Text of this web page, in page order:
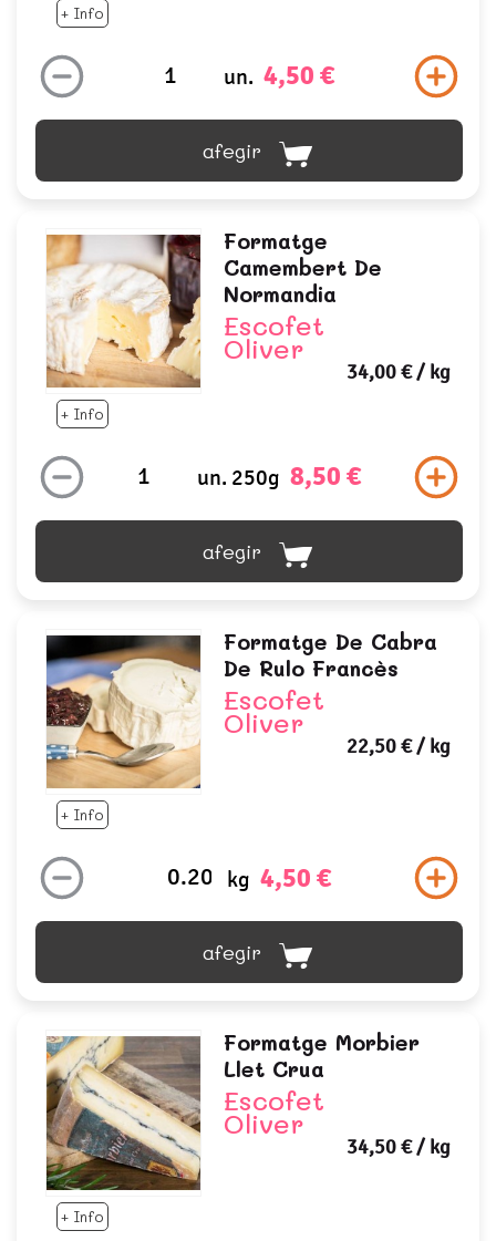
+ Info
un. 4,50 €
afegir
+ Info
Formatge
Camembert De
Normandia
Escofet
Oliver
34,00 €/ kg
un. 250g 8,50 €
afegir
+ Info
Formatge De Cabra
De Rulo Francès
Escofet
Oliver
22,50 €/ kg
kg 4,50 €
afegir
+ Info
Formatge Morbier
Llet Crua
Escofet
Oliver
34,50 €/ kg